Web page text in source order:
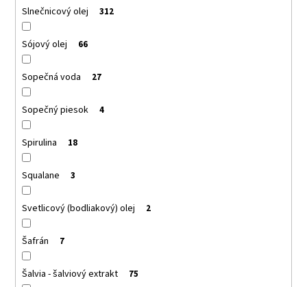
Slnečnicový olej 312
Sójový olej 66
Sopečná voda 27
Sopečný piesok 4
Spirulina 18
Squalane 3
Svetlicový (bodliakový) olej 2
Šafrán 7
Šalvia - šalviový extrakt 75